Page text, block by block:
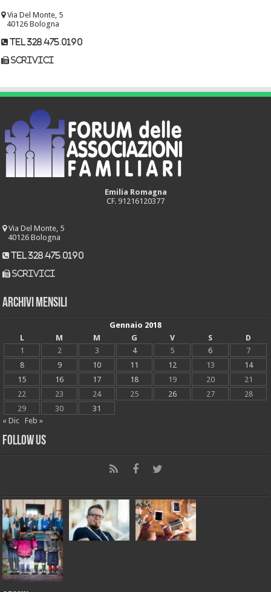
Via Del Monte, 5
40126 Bologna
tel 328.475.0190
scrivici
Emilia Romagna
CF. 91216120377
Via Del Monte, 5
40126 Bologna
tel 328.475.0190
scrivici
Archivi mensili
Gennaio 2018
L
M M G V S
D
1
2 3 4 5 6
7
8
9 10 11 12 13
14
15
16 17 18 19 20
21
22
23 24 25 26 27
28
29
30
31
« Dic
Feb »
Follow Us